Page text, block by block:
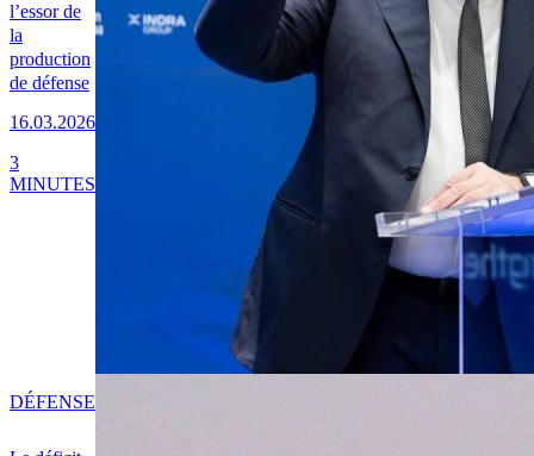
l’essor de
la
production
de défense
16.03.2026
3
MINUTES
DÉFENSE